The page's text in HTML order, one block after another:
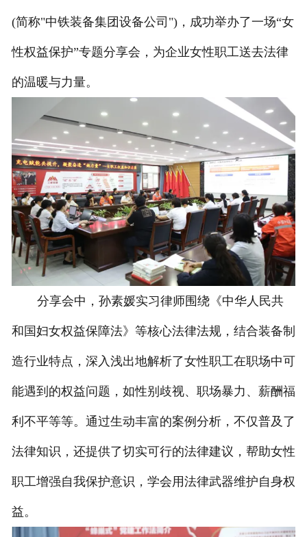
(简称"中铁装备集团设备公司")，成功举办了一场“女
性权益保护”专题分享会，为企业女性职工送去法律
的温暖与力量。
分享会中，孙素媛实习律师围绕《中华人民共
和国妇女权益保障法》等核心法律法规，结合装备制
造行业特点，深入浅出地解析了女性职工在职场中可
能遇到的权益问题，如性别歧视、职场暴力、薪酬福
利不平等等。通过生动丰富的案例分析，不仅普及了
法律知识，还提供了切实可行的法律建议，帮助女性
职工增强自我保护意识，学会用法律武器维护自身权
益。